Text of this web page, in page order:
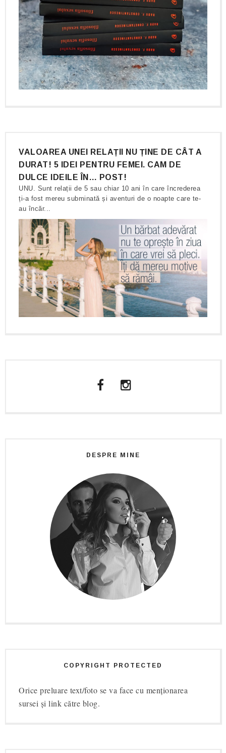
VALOAREA UNEI RELAȚII NU ȚINE DE CÂT A
DURAT! 5 IDEI PENTRU FEMEI. CAM DE
DULCE IDEILE ÎN… POST!
UNU. Sunt relații de 5 sau chiar 10 ani în care încrederea
ți-a fost mereu subminată și aventuri de o noapte care te-
au încăr...
DESPRE MINE
COPYRIGHT PROTECTED
Orice preluare text/foto se va face cu menționarea
sursei și link către blog.